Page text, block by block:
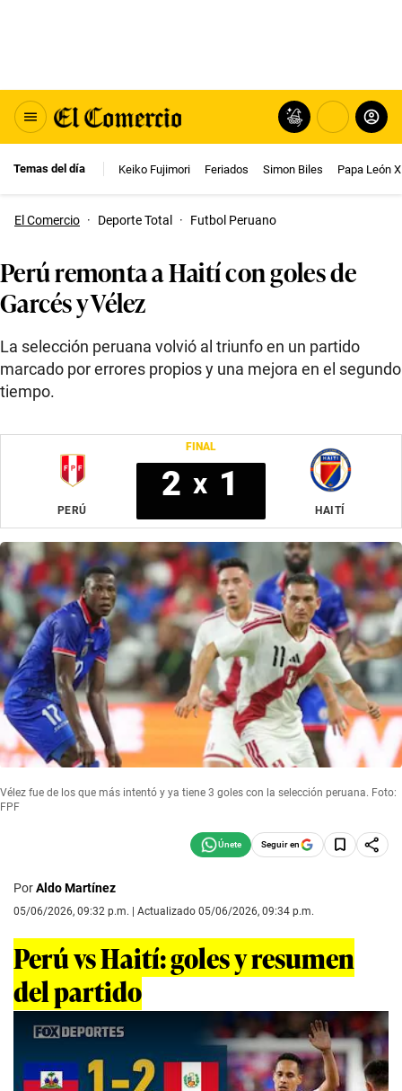
Temas del día Keiko Fujimori Feriados Simon Biles Papa León
El Comercio · Deporte Total · Futbol Peruano
Perú remonta a Haití con goles de
Garcés y Vélez
La selección peruana volvió al triunfo en un partido
marcado por errores propios y una mejora en el segundo
tiempo.
FINAL
PERÚ
2 x 1
HAITÍ
Vélez fue de los que más intentó y ya tiene 3 goles con la selección peruana. Foto:
FPF
Seguir en
PorAldo Martínez
05/06/2026, 09:32 p.m. | Actualizado 05/06/2026, 09:34 p.m.
Perú vs Haití: goles y resumen
del partido